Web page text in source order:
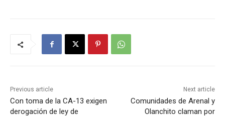
Previous article
Con toma de la CA-13 exigen
derogación de ley de
Next article
Comunidades de Arenal y
Olanchito claman por